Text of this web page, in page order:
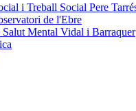
i Treball Social Pere
de l'Ebre
Mental Vidal i Barraquer